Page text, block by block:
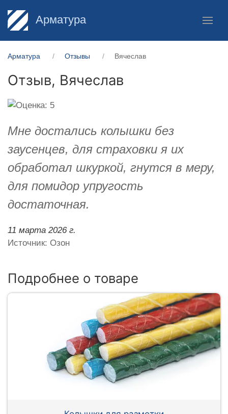
Арматура
Арматура Отзывы Вячеслав
Отзыв, Вячеслав
Мне достались колышки без
заусенцев, для страховки я их
обработал шкуркой, гнутся в меру,
для помидор упругость
достаточная.
11 марта 2026 г.
Источник: Озон
Подробнее о товаре